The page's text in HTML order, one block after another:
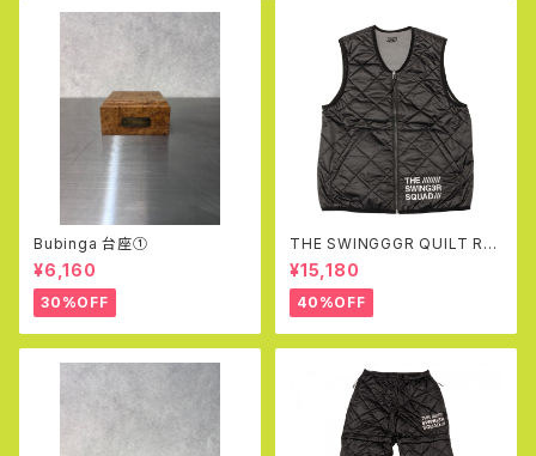
Bubinga 台座①
¥6,160
30%OFF
THE SWINGGGR QUILT RE
VERSIBLE VEST (BLACK&G
RAY)
¥15,180
40%OFF